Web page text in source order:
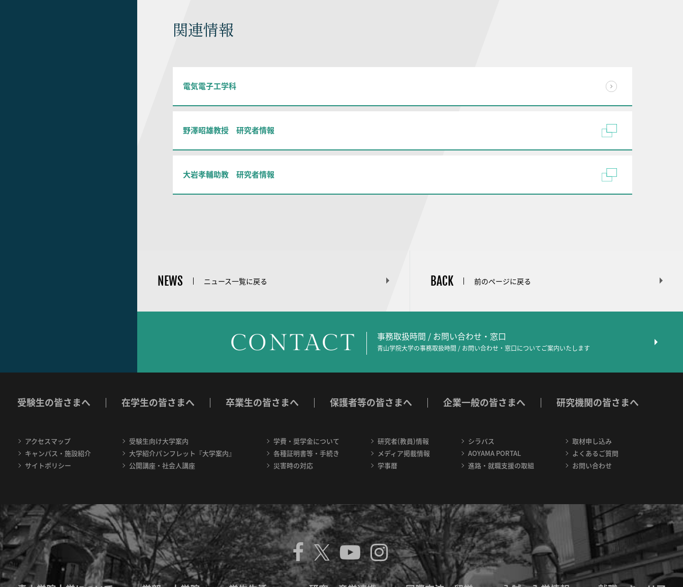
関連情報
電気電子工学科
野澤昭雄教授 研究者情報
大岩孝輔助教 研究者情報
NEWS ニュース一覧に戻る BACK 前のページに戻る
CONTACT 事務取扱時間 / お問い合わせ・窓口
青山学院大学の事務取扱時間 / お問い合わせ・窓口についてご案内いたします
受験生の皆さまへ 在学生の皆さまへ 卒業生の皆さまへ 保護者等の皆さまへ 企業一般の皆さまへ 研究機関の皆さまへ
アクセスマップ
キャンパス・施設紹介
サイトポリシー
受験生向け大学案内
大学紹介パンフレット『大学案内』
公開講座・社会人講座
学費・奨学金について
各種証明書等・手続き
災害時の対応
研究者(教員)情報
メディア掲載情報
学事暦
シラバス
AOYAMA PORTAL
進路・就職支援の取組
取材申し込み
よくあるご質問
お問い合わせ